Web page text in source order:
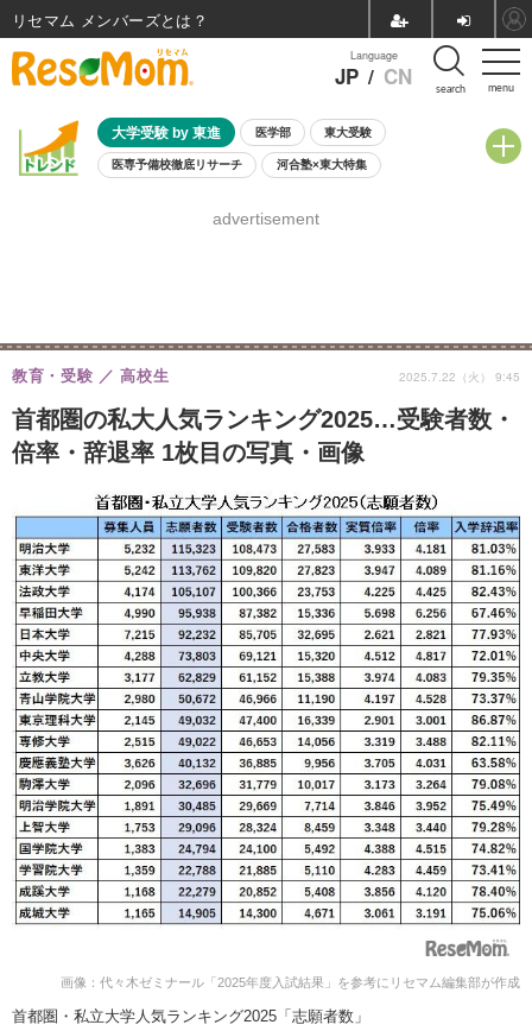
menu
Language
JP / CN search
大学受験 by 東進 医学部 東大受験
医専予備校徹底リサーチ 河合塾×東大特集
8月開催学校説明会・相談会
advertisement
首都圏の私大人気ランキング2025…受験者数・
倍率・辞退率 1枚目の写真・画像
教育・受験 高校生 2025.7.22（火） 9:45
画像：代々木ゼミナール「2025年度入試結果」を参考にリセマム編集部が作成
首都圏・私立大学人気ランキング2025「志願者数」
リセマム メンバーズ